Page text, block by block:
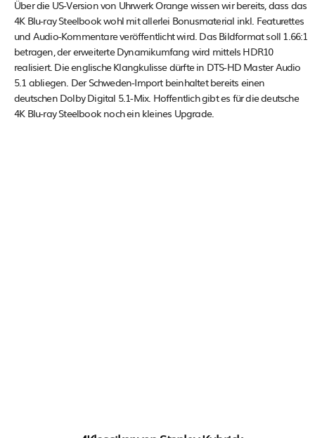
Über die US-Version von Uhrwerk Orange wissen wir bereits, dass das
4K Blu-ray Steelbook wohl mit allerlei Bonusmaterial inkl. Featurettes
und Audio-Kommentare veröffentlicht wird. Das Bildformat soll 1.66:1
betragen, der erweiterte Dynamikumfang wird mittels HDR10
realisiert. Die englische Klangkulisse dürfte in DTS-HD Master Audio
5.1 abliegen. Der Schweden-Import beinhaltet bereits einen
deutschen Dolby Digital 5.1-Mix. Hoffentlich gibt es für die deutsche
4K Blu-ray Steelbook noch ein kleines Upgrade.